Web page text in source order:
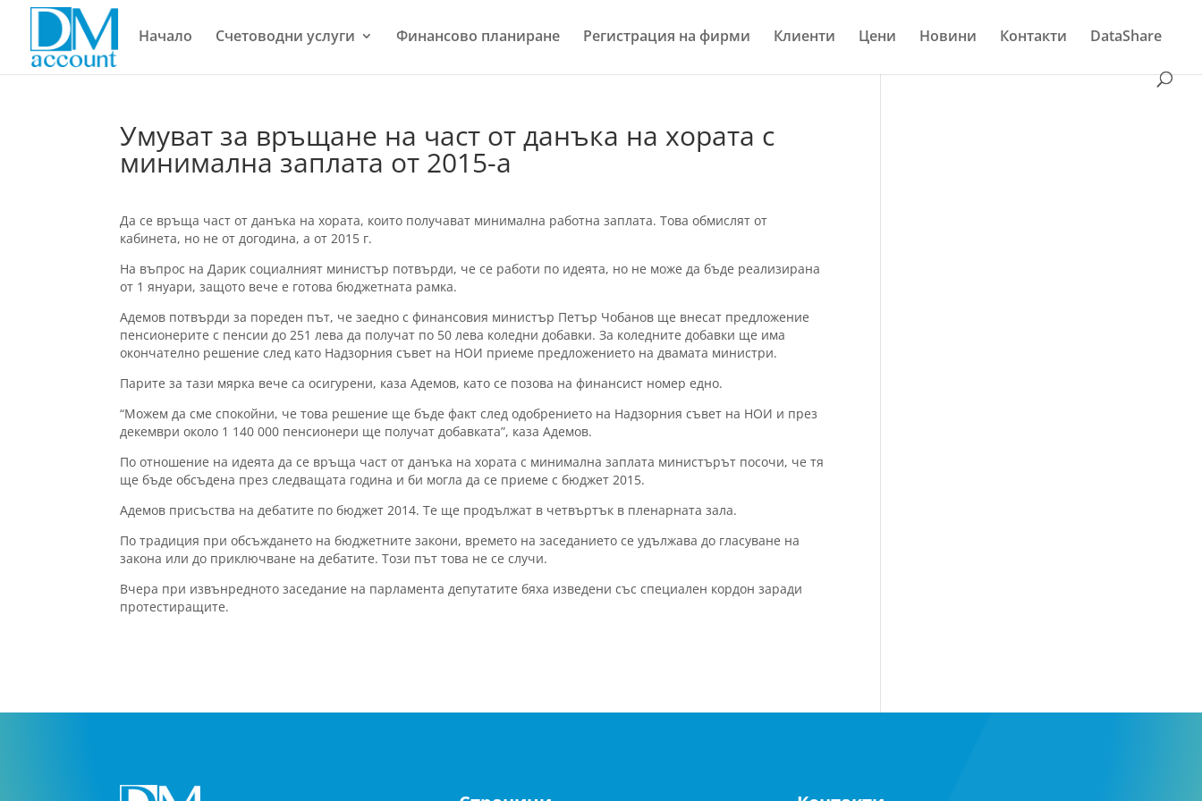
Начало Счетоводни услуги Финансово планиране Регистрация на фирми Клиенти Цени Новини Контакти DataShare
Умуват за връщане на част от данъка на хората с
минимална заплата от 2015-а
Да се връща част от данъка на хората, които получават минимална работна заплата. Това обмислят от
кабинета, но не от догодина, а от 2015 г.
На въпрос на Дарик социалният министър потвърди, че се работи по идеята, но не може да бъде реализирана
от 1 януари, защото вече е готова бюджетната рамка.
Адемов потвърди за пореден път, че заедно с финансовия министър Петър Чобанов ще внесат предложение
пенсионерите с пенсии до 251 лева да получат по 50 лева коледни добавки. За коледните добавки ще има
окончателно решение след като Надзорния съвет на НОИ приеме предложението на двамата министри.
Парите за тази мярка вече са осигурени, каза Адемов, като се позова на финансист номер едно.
“Можем да сме спокойни, че това решение ще бъде факт след одобрението на Надзорния съвет на НОИ и през
декември около 1 140 000 пенсионери ще получат добавката”, каза Адемов.
По отношение на идеята да се връща част от данъка на хората с минимална заплата министърът посочи, че тя
ще бъде обсъдена през следващата година и би могла да се приеме с бюджет 2015.
Адемов присъства на дебатите по бюджет 2014. Те ще продължат в четвъртък в пленарната зала.
По традиция при обсъждането на бюджетните закони, времето на заседанието се удължава до гласуване на
закона или до приключване на дебатите. Този път това не се случи.
Вчера при извънредното заседание на парламента депутатите бяха изведени със специален кордон заради
протестиращите.